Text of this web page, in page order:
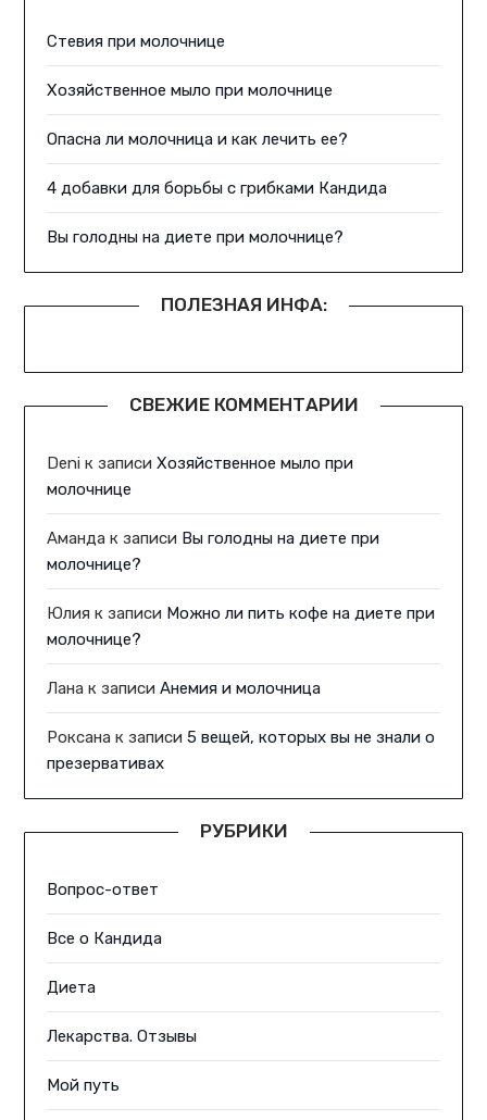
Стевия при молочнице
Хозяйственное мыло при молочнице
Опасна ли молочница и как лечить ее?
4 добавки для борьбы с грибками Кандида
Вы голодны на диете при молочнице?
ПОЛЕЗНАЯ ИНФА:
СВЕЖИЕ КОММЕНТАРИИ
Deni к записиХозяйственное мыло при
молочнице
Аманда к записи Вы голодны на диете при
молочнице?
Юлия к записи Можно ли пить кофе на диете при
молочнице?
Лана к записиАнемия и молочница
Роксана к записи5 вещей, которых вы не знали о
презервативах
РУБРИКИ
Вопрос-ответ
Все о Кандида
Диета
Лекарства. Отзывы
Мой путь